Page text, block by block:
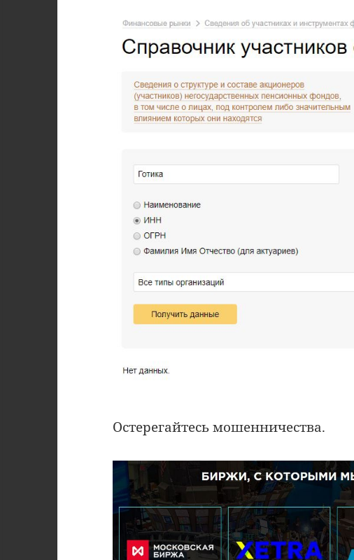
Остерегайтесь мошенничества.